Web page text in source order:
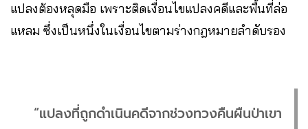
แปลงต้องหลุดมือ เพราะติดเงื่อนไขแปลงคดีและพื้นที่ล่อ
แหลม ซึ่งเป็นหนึ่งในเงื่อนไขตามร่างกฎหมายลำดับรอง
“แปลงที่ถูกดำเนินคดีจากช่วงทวงคืนผืนป่าเขา